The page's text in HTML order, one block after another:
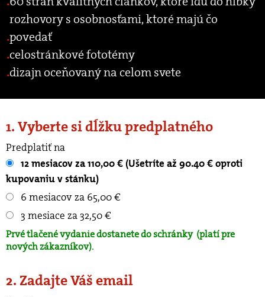
rozhovory s osobnosťami, ktoré majú čo
povedať
celostránkové fototémy
dizajn oceňovaný na celom svete
1. Vyberte si dĺžku predplatného
Predplatiť na
kupovaniu v stánku)
6 mesiacov za 65,00 €
3 mesiace za 32,50 €
Prvé tlačené vydanie dostanete do schránky (platí pre
nových zákazníkov).
2. Zadajte Váš email